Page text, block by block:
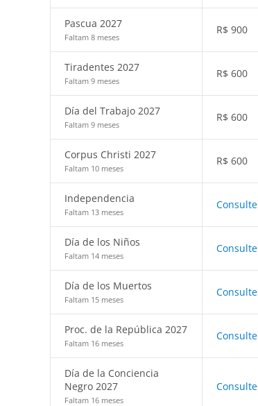
Pascua 2027
Faltam 8 meses
R$ 900
Tiradentes 2027
Faltam 9 meses
R$ 600
Día del Trabajo 2027
Faltam 9 meses
R$ 600
Corpus Christi 2027
Faltam 10 meses
R$ 600
Independencia
Faltam 13 meses
Consulte
Día de los Niños
Faltam 14 meses
Consulte
Día de los Muertos
Faltam 15 meses
Consulte
Proc. de la República 2027
Faltam 16 meses
Consulte
Día de la Conciencia
Negro 2027
Faltam 16 meses
Consulte